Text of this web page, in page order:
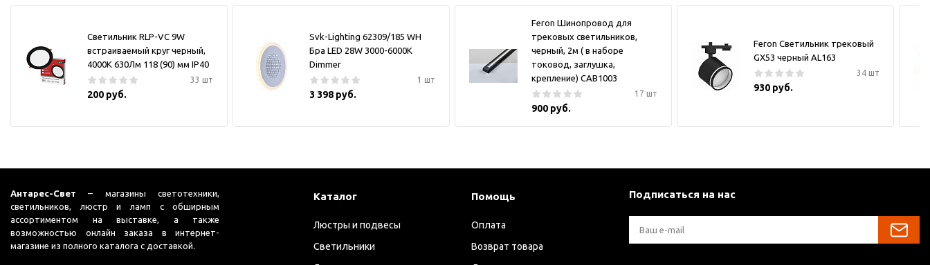
Светильник RLP-VC 9W
встраиваемый круг черный,
4000К 630Лм 118 (90) мм IP40
33 шт
200 руб.
Svk-Lighting 62309/185 WH
Бра LED 28W 3000-6000K
Dimmer
1 шт
3 398 руб.
Feron Шинопровод для
трековых светильников,
черный, 2м ( в наборе
токовод, заглушка,
крепление) CAB1003
17 шт
900 руб.
Feron Светильник трековый
GX53 черный AL163
34 шт
930 руб.
Антарес-Свет – магазины светотехники,
светильников, люстр и ламп с обширным
ассортиментом на выставке, а также
возможностью онлайн заказа в интернет-
магазине из полного каталога с доставкой.
Каталог
Люстры и подвесы
Светильники
Помощь
Оплата
Возврат товара
Подписаться на нас